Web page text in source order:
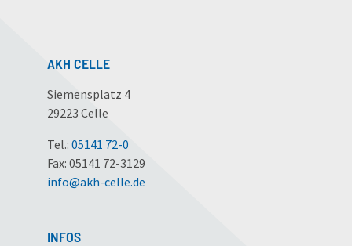
AKH CELLE
Siemensplatz 4
29223 Celle
Tel.: 05141 72-0
Fax: 05141 72-3129
info@akh-celle.de
INFOS